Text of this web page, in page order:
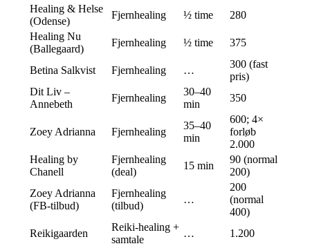
Healing & Helse
(Odense)
Fjernhealing ½ time
280
Healing Nu
(Ballegaard)
Fjernhealing ½ time 375
Betina Salkvist Fjernhealing …
300 (fast
pris)
Dit Liv –
Annebeth
Fjernhealing
30–40
min
350
Zoey Adrianna Fjernhealing
35–40
min
600; 4×
forløb
2.000
Healing by
Chanell
Fjernhealing
(deal)
15 min
90 (normal
200)
Zoey Adrianna
(FB-tilbud)
Fjernhealing
(tilbud)
…
200
(normal
400)
Reikigaarden
Reiki-healing +
samtale
… 1.200